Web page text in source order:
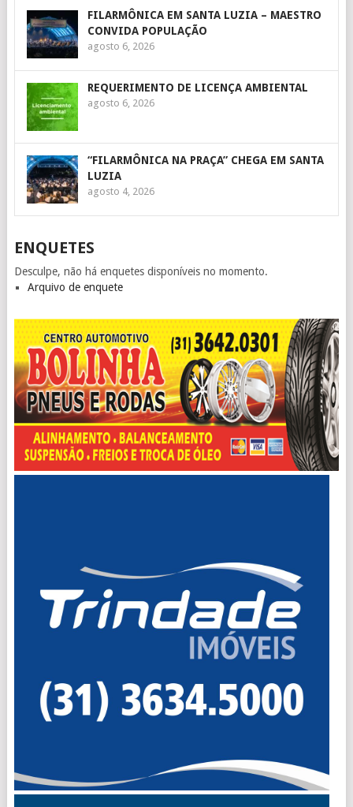
FILARMÔNICA EM SANTA LUZIA – MAESTRO
CONVIDA POPULAÇÃO
agosto 6, 2026
REQUERIMENTO DE LICENÇA AMBIENTAL
agosto 6, 2026
“FILARMÔNICA NA PRAÇA” CHEGA EM SANTA
LUZIA
agosto 4, 2026
ENQUETES
Desculpe, não há enquetes disponíveis no momento.
Arquivo de enquete